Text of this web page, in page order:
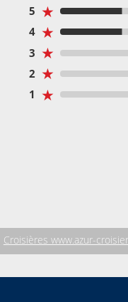
5 ★
4 ★
3 ★
2 ★
1 ★
Croisières www.azur-